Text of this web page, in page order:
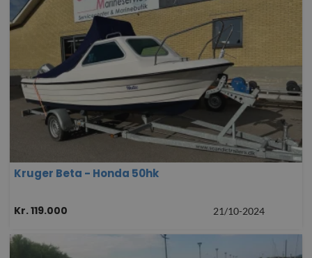
Kruger Beta - Honda 50hk
Kr. 119.000 21/10-2024